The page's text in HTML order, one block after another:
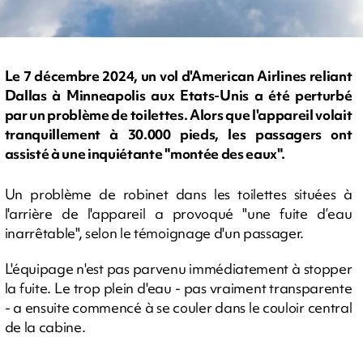
Le 7 décembre 2024, un vol d'American Airlines reliant
Dallas à Minneapolis aux Etats-Unis a été perturbé
par un problème de toilettes. Alors que l'appareil volait
tranquillement à 30.000 pieds, les passagers ont
assisté à une inquiétante "montée des eaux".
Un problème de robinet dans les toilettes situées à
l'arrière de l'appareil a provoqué "une fuite d’eau
inarrêtable", selon le témoignage d'un passager.
L'équipage n'est pas parvenu immédiatement à stopper
la fuite. Le trop plein d'eau - pas vraiment transparente
- a ensuite commencé à se couler dans le couloir central
de la cabine.